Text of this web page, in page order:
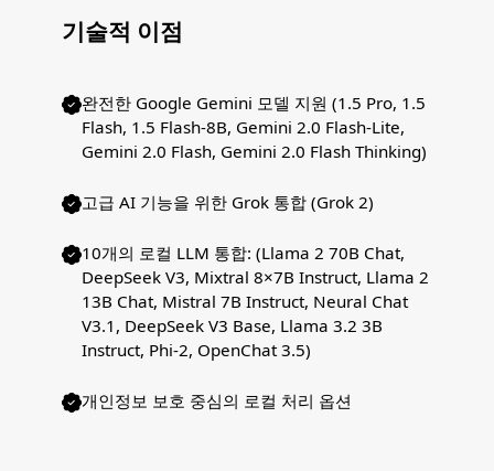
기술적 이점
완전한 Google Gemini 모델 지원 (1.5 Pro, 1.5
Flash, 1.5 Flash-8B, Gemini 2.0 Flash-Lite,
Gemini 2.0 Flash, Gemini 2.0 Flash Thinking)
고급 AI 기능을 위한 Grok 통합 (Grok 2)
10개의 로컬 LLM 통합: (Llama 2 70B Chat,
DeepSeek V3, Mixtral 8×7B Instruct, Llama 2
13B Chat, Mistral 7B Instruct, Neural Chat
V3.1, DeepSeek V3 Base, Llama 3.2 3B
Instruct, Phi-2, OpenChat 3.5)
개인정보 보호 중심의 로컬 처리 옵션